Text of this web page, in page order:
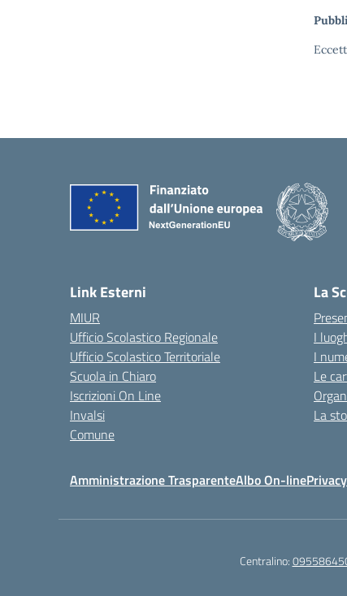
Link Esterni
MIUR
Ufficio Scolastico Regionale
Ufficio Scolastico Territoriale
Scuola in Chiaro
Iscrizioni On Line
Invalsi
Comune
La
I
I
Le
La
Amministrazione TrasparenteAlbo On-line
Centralino: